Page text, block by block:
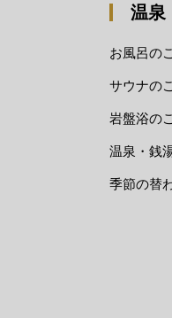
温泉
お風呂の
サウナの
岩盤浴の
温泉・銭
季節の替